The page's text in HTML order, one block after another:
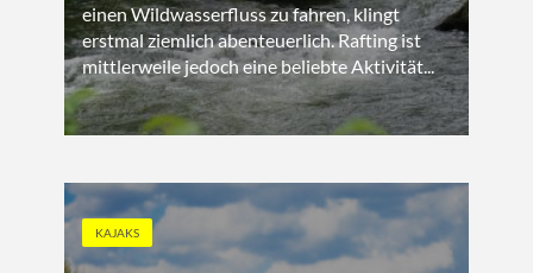
einen Wildwasserfluss zu fahren, klingt
erstmal ziemlich abenteuerlich. Rafting ist
mittlerweile jedoch eine beliebte Aktivität...
KAJAKS